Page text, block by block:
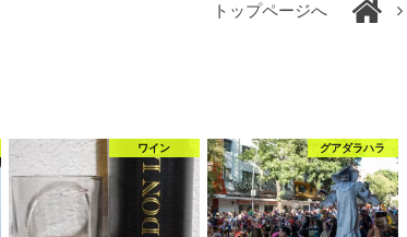
トップページへ
ワイン グアダラハラ